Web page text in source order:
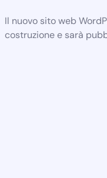
Il nuovo sito web
costruzione e sarà